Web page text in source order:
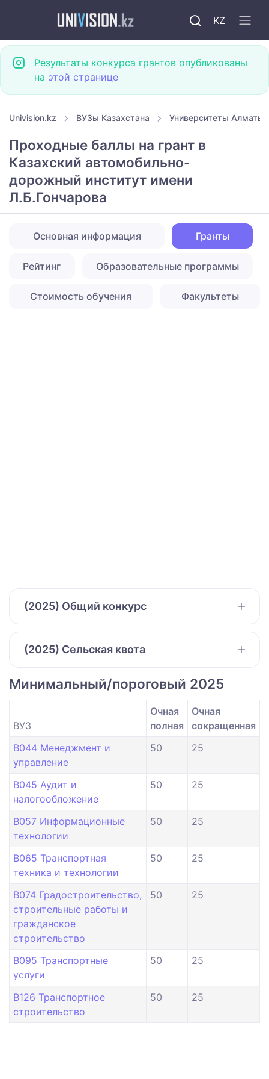
KZ
Результаты конкурса грантов опубликованы
на этой странице
Univision.kz ВУЗы Казахстана Университеты Алматы
Проходные баллы на грант в
Казахский автомобильно-
дорожный институт имени
Л.Б.Гончарова
Основная информация Гранты
Рейтинг Образовательные программы
Стоимость обучения Факультеты
(2025) Общий конкурс
(2025) Сельская квота
Минимальный/пороговый 2025
ВУЗ
Очная
полная
Очная
сокращенная
B044 Менеджмент и
управление
50 25
B045 Аудит и
налогообложение
50 25
B057 Информационные
технологии
50 25
B065 Транспортная
техника и технологии
50 25
B074 Градостроительство,
строительные работы и
гражданское
строительство
50 25
B095 Транспортные
услуги
50 25
B126 Транспортное
строительство
50 25